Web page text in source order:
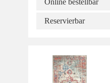
Reservierbar